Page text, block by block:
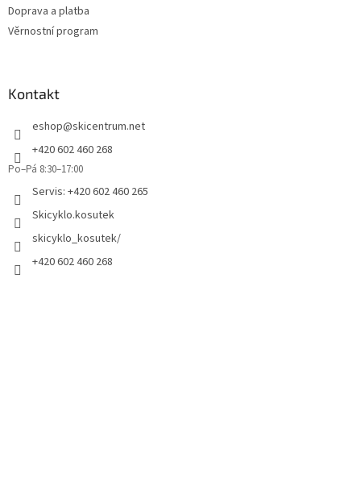
Doprava a platba
Věrnostní program
Kontakt
eshop@skicentrum.net
+420 602 460 268
Po–Pá 8:30–17:00
Servis: +420 602 460 265
Skicyklo.kosutek
skicyklo_kosutek/
+420 602 460 268